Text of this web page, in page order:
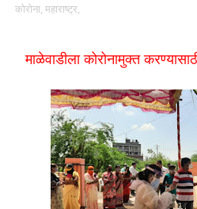
कोरोना, महाराष्ट्र,
माळेवाडीला कोरोनामुक्त